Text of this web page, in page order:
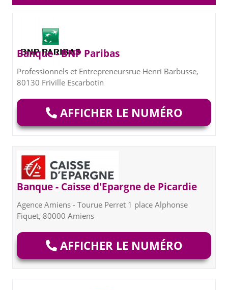
Banque - BNP Paribas
Professionnels et Entrepreneursrue Henri Barbusse,
80130 Friville Escarbotin
AFFICHER LE NUMÉRO
Banque - Caisse d'Epargne de Picardie
Agence Amiens - Tourue Perret 1 place Alphonse
Fiquet, 80000 Amiens
AFFICHER LE NUMÉRO